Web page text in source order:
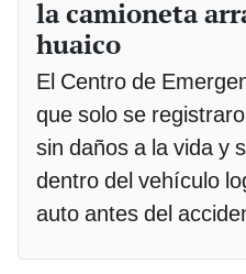
la camioneta
huaico
El Centro de
que solo se
sin daños a la vida y
dentro del vehículo
auto antes del